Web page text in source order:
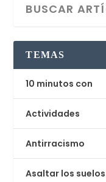
TEMAS
10 minutos con
Actividades
Antirracismo
Asaltar los suelos